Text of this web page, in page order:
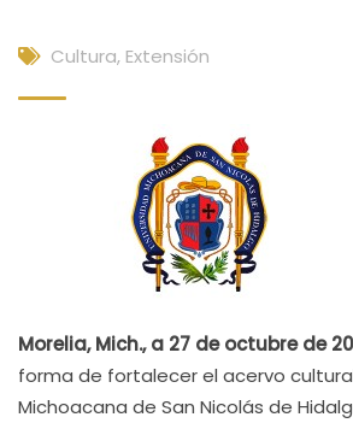
Cultura, Extensión
Morelia, Mich., a 27 de octubre de
forma de fortalecer el acervo
Michoacana de San Nicolás de